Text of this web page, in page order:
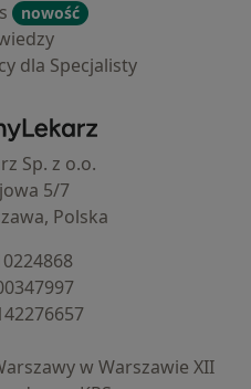
nowość
dla Specjalisty
ZnanyLekarz - Strona główna
Sp. z o.o.
5/7
Polska
w Warszawie XII